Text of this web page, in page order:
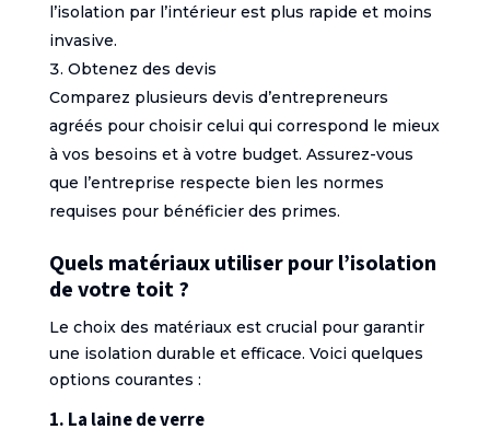
l’isolation par l’intérieur est plus rapide et moins
invasive.
Obtenez des devis
Comparez plusieurs devis d’entrepreneurs
agréés pour choisir celui qui correspond le mieux
à vos besoins et à votre budget. Assurez-vous
que l’entreprise respecte bien les normes
requises pour bénéficier des primes.
Quels matériaux utiliser pour l’isolation
de votre toit ?
Le choix des matériaux est crucial pour garantir
une isolation durable et efficace. Voici quelques
options courantes :
1. La laine de verre